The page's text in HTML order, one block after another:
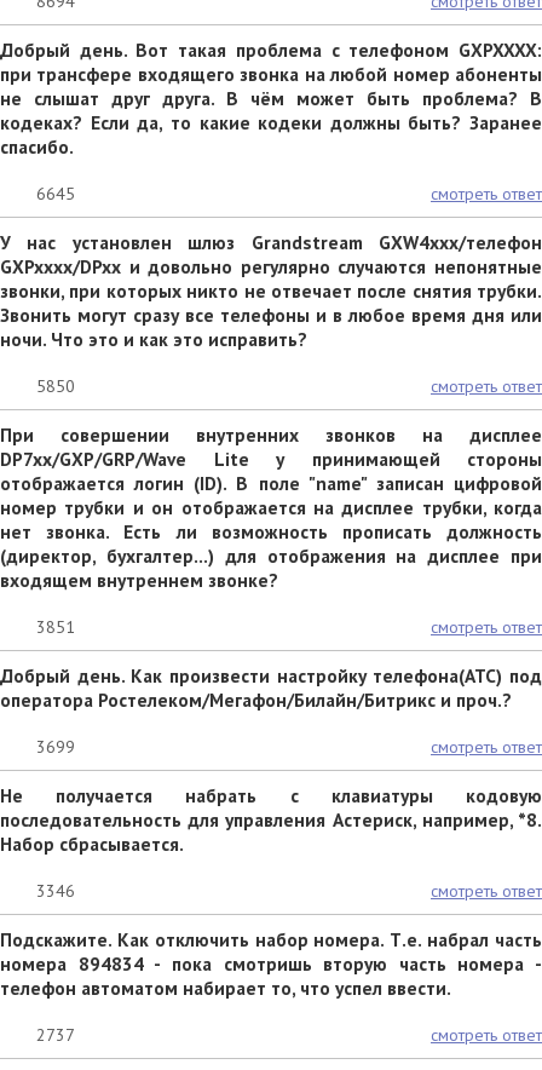
Добрый день. Вот такая проблема с телефоном GXPXXXX:
при трансфере входящего звонка на любой номер абоненты
не слышат друг друга. В чём может быть проблема? В
кодеках? Если да, то какие кодеки должны быть? Заранее
спасибо.
6645 смотреть ответ
У нас установлен шлюз Grandstream GXW4xxx/телефон
GXPxxxx/DPxx и довольно регулярно случаются непонятные
звонки, при которых никто не отвечает после снятия трубки.
Звонить могут сразу все телефоны и в любое время дня или
ночи. Что это и как это исправить?
5850 смотреть ответ
При совершении внутренних звонков на дисплее
DP7xx/GXP/GRP/Wave Lite у принимающей стороны
отображается логин (ID). В поле "name" записан цифровой
номер трубки и он отображается на дисплее трубки, когда
нет звонка. Есть ли возможность прописать должность
(директор, бухгалтер...) для отображения на дисплее при
входящем внутреннем звонке?
3851 смотреть ответ
Добрый день. Как произвести настройку телефона(АТС) под
оператора Ростелеком/Мегафон/Билайн/Битрикс и проч.?
3699 смотреть ответ
Не получается набрать с клавиатуры кодовую
последовательность для управления Астериск, например, *8.
Набор сбрасывается.
3346 смотреть ответ
Подскажите. Как отключить набор номера. Т.е. набрал часть
номера 894834 - пока смотришь вторую часть номера -
телефон автоматом набирает то, что успел ввести.
2737 смотреть ответ